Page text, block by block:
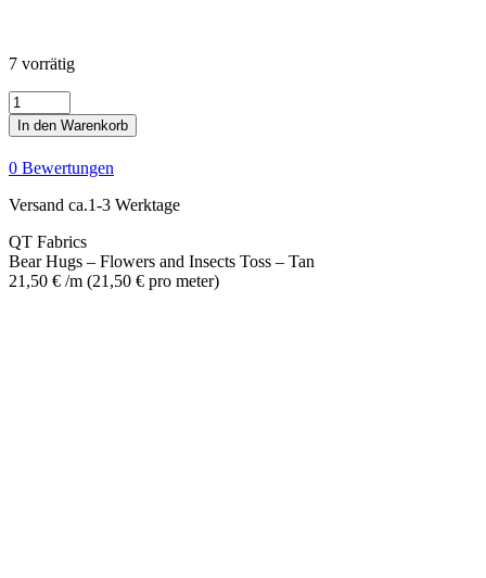
7 vorrätig
Bear
Hugs
-
Flowers
and
Insects
Toss
-
Tan
Menge
In den Warenkorb
0 Bewertungen
Versand ca.1-3 Werktage
QT Fabrics
Bear Hugs – Flowers and Insects Toss – Tan
21,50 € /m (21,50 € pro meter)